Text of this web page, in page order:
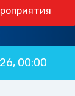
00:00